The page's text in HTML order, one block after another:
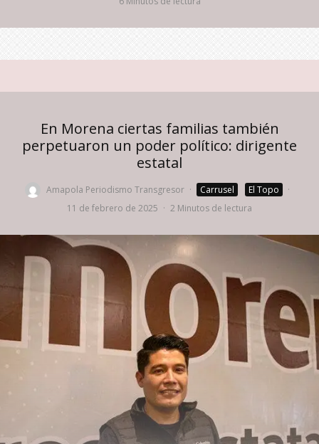
En Morena ciertas familias también
perpetuaron un poder político: dirigente
estatal
Amapola Periodismo Transgresor · Carrusel El Topo
·
11 de febrero de 2025 · 2 Minutos de lectura